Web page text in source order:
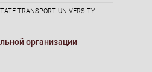
TRANSPORT UNIVERSITY
организации